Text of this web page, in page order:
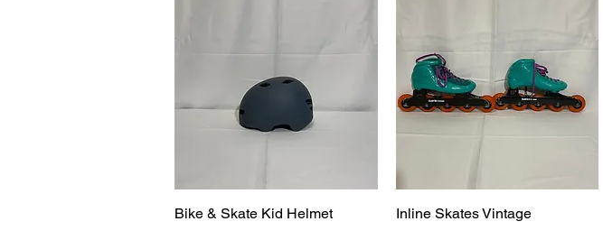
Vista rápida
Bike & Skate Kid Helmet Vista rápida
Inline Skates Vintage